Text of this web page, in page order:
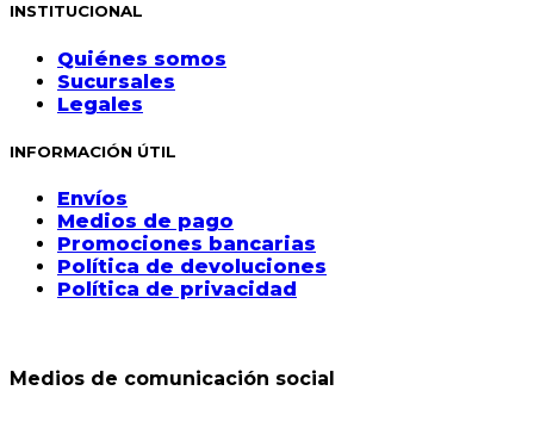
INSTITUCIONAL
Quiénes somos
Sucursales
Legales
INFORMACIÓN ÚTIL
Envíos
Medios de pago
Promociones bancarias
Política de devoluciones
Política de privacidad
Medios de comunicación social